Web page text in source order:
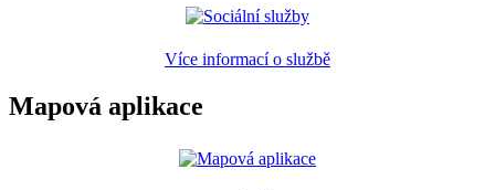
Více informací o službě
Mapová aplikace